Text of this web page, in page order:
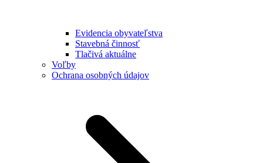
Evidencia obyvateľstva
Stavebná činnosť
Tlačivá aktuálne
Voľby
Ochrana osobných údajov